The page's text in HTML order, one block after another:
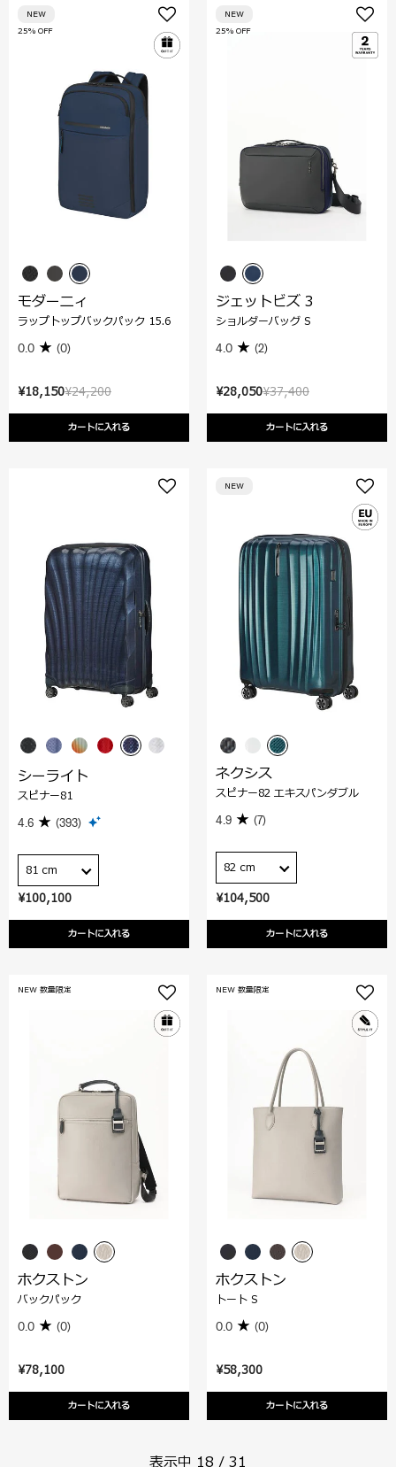
¥24,200
¥18,150
カートに入れる
25% OFF
NEW
モダーニィ
ラップトップバックパック 15.6
0.0 (0)
¥37,400
¥28,050
カートに入れる
25% OFF
NEW
ジェットビズ 3
ショルダーバッグ S
4.0 (2)
¥100,100
カートに入れる
シーライト
スピナー81
4.6 (393)
81 cm
¥104,500
カートに入れる
NEW
ネクシス
スピナー82 エキスパンダブル
4.9 (7)
82 cm
¥78,100
カートに入れる
NEW 数量限定
ホクストン
バックパック
0.0 (0)
¥58,300
カートに入れる
NEW 数量限定
ホクストン
トート S
0.0 (0)
表示中 18 / 31